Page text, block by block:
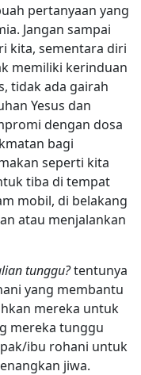
pertanyaan yang
Jangan sampai
kita, sementara diri
memiliki kerinduan
tidak ada gairah
Yesus dan
dengan dosa
bagi
seperti kita
tiba di tempat
mobil, di belakang
atau menjalankan
tunggu?tentunya
yang membantu
mereka untuk
mereka tunggu
ibu rohani untuk
jiwa.